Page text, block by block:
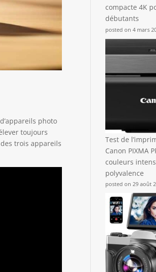
photo
toujours
trois appareils
compacte 4K
débutants
posted on 4 mars
Test de
Canon PIXMA
couleurs
polyvalence
posted on 29 août